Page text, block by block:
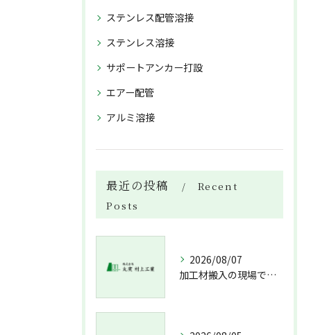
ステンレス配管溶接
ステンレス溶接
サポートアンカー打設
エアー配管
アルミ溶接
最近の投稿
Recent
Posts
2026/08/07
加工材搬入の現場で押さえておきたい流れと架台設置配管敷設までの実務解説